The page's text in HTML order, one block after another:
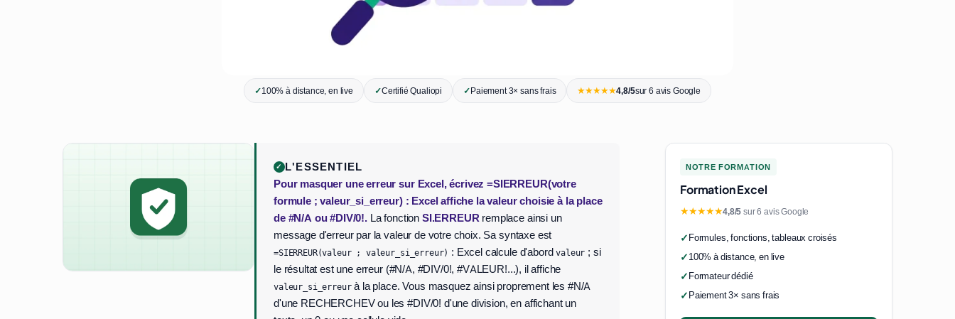
✓100% à distance, en live ✓Certifié Qualiopi ✓Paiement 3× sans frais ★★★★★4,8/5sur 6 avis Google
L'ESSENTIEL
Pour masquer une erreur sur Excel, écrivez =SIERREUR(votre
formule ; valeur_si_erreur) : Excel affiche la valeur choisie à la place
de #N/A ou #DIV/0!.La fonction SI.ERREURremplace ainsi un
message d'erreur par la valeur de votre choix. Sa syntaxe est
=SIERREUR(valeur ; valeur_si_erreur) : Excel calcule d'abordvaleur ; si
le résultat est une erreur (#N/A, #DIV/0!, #VALEUR!...), il affiche
valeur_si_erreurà la place. Vous masquez ainsi proprement les #N/A
d'une RECHERCHEV ou les #DIV/0! d'une division, en affichant un
NOTRE FORMATION
Formation Excel
★★★★★4,8/5sur 6 avis Google
Formules, fonctions, tableaux croisés
100% à distance, en live
Formateur dédié
Paiement 3× sans frais